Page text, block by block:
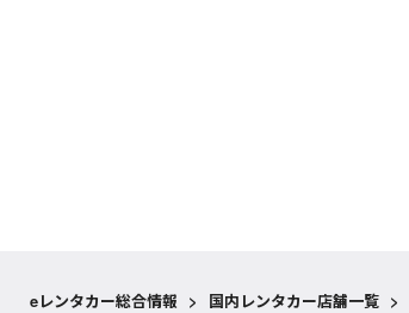
eレンタカー総合情報 > 国内レンタカー店舗一覧 >